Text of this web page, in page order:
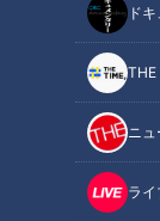
ドキ
THE
ニュ
ライ
「疲れやすい」
ど、身体の不調
は、近年増加し
ん。現代型栄養
分からないこと
こで今回は、い
リサーチ！改善